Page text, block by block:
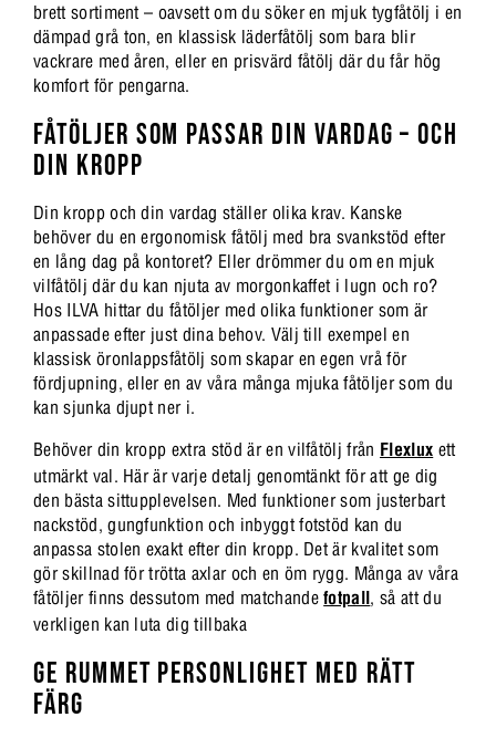
brett sortiment – oavsett om du söker en mjuk tygfåtölj i en
dämpad grå ton, en klassisk läderfåtölj som bara blir
vackrare med åren, eller en prisvärd fåtölj där du får hög
komfort för pengarna.
FÅTÖLJER SOM PASSAR DIN VARDAG – OCH
DIN KROPP
Din kropp och din vardag ställer olika krav. Kanske
behöver du en ergonomisk fåtölj med bra svankstöd efter
en lång dag på kontoret? Eller drömmer du om en mjuk
vilfåtölj där du kan njuta av morgonkaffet i lugn och ro?
Hos ILVA hittar du fåtöljer med olika funktioner som är
anpassade efter just dina behov. Välj till exempel en
klassisk öronlappsfåtölj som skapar en egen vrå för
fördjupning, eller en av våra många mjuka fåtöljer som du
kan sjunka djupt ner i.
Behöver din kropp extra stöd är en vilfåtölj från Flexlux ett
utmärkt val. Här är varje detalj genomtänkt för att ge dig
den bästa sittupplevelsen. Med funktioner som justerbart
nackstöd, gungfunktion och inbyggt fotstöd kan du
anpassa stolen exakt efter din kropp. Det är kvalitet som
gör skillnad för trötta axlar och en öm rygg. Många av våra
fåtöljer finns dessutom med matchandefotpall, så att du
verkligen kan luta dig tillbaka
GE RUMMET PERSONLIGHET MED RÄTT
FÄRG